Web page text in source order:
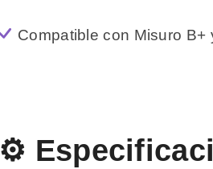
Compatible con Misuro B+
⚙️